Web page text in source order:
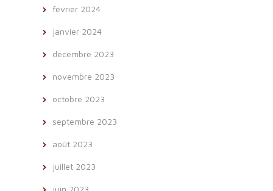
février 2024
janvier 2024
décembre 2023
novembre 2023
octobre 2023
septembre 2023
août 2023
juillet 2023
juin 2023